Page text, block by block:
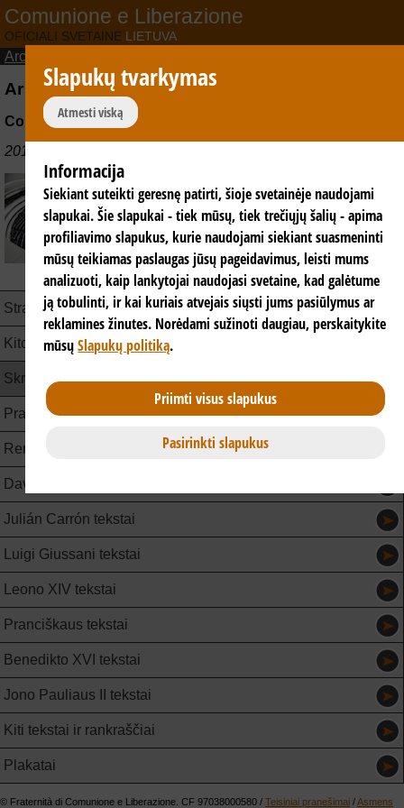
Comunione e Liberazione
OFICIALI SVETAINĖ LIETUVA
Archyvas
Ar įmanoma nauja pradžia?
Comunione e Liberazione
2014-04-08 - Europa 2014
būklę artėjant Europos Parlamento
rinkimams.
PDF - Europa 2014 (180,57 KB)
Straipsniai
Kitos Naujienos
Skrajutės
Pranešimai spaudai
Renginiai
Davide Prosperi tekstai
Julián Carrón tekstai
Luigi Giussani tekstai
Leono XIV tekstai
Pranciškaus tekstai
Benedikto XVI tekstai
Jono Pauliaus II tekstai
Kiti tekstai ir rankraščiai
Plakatai
© Fraternità di Comunione e Liberazione. CF 97038000580 / Teisiniai pranešimai /Asmens
Slapukų tvarkymas
Atmesti viską
Informacija
Siekiant suteikti geresnę patirti, šioje svetainėje naudojami
slapukai. Šie slapukai - tiek mūsų, tiek trečiųjų šalių - apima
profiliavimo slapukus, kurie naudojami siekiant suasmeninti
mūsų teikiamas paslaugas jūsų pageidavimus, leisti mums
analizuoti, kaip lankytojai naudojasi svetaine, kad galėtume
ją tobulinti, ir kai kuriais atvejais siųsti jums pasiūlymus ar
reklamines žinutes. Norėdami sužinoti daugiau, perskaitykite
mūsųSlapukų politiką.
Pasirinkti slapukus
Priimti visus slapukus